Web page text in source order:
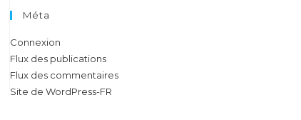
Méta
Connexion
Flux des publications
Flux des commentaires
Site de WordPress-FR